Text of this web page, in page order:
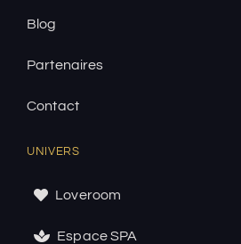
Blog
Partenaires
Contact
UNIVERS
Loveroom
Espace SPA